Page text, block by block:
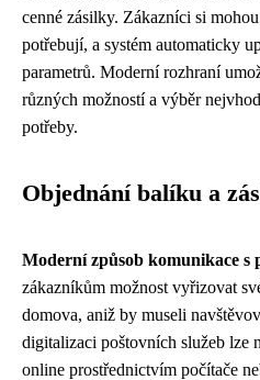
cenné zásilky. Zákazníci si
potřebují, a systém automaticky
parametrů. Moderní rozhraní
různých možností a výběr
potřeby.
Objednání balíku a
Moderní způsob komunikace s
zákazníkům možnost vyřizovat
domova, aniž by museli
digitalizaci poštovních služeb lze
online prostřednictvím počítače